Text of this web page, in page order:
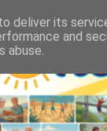
deliver its
and
abuse.